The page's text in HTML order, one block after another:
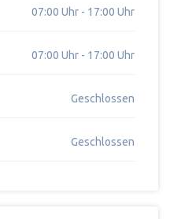
07:00 Uhr - 17:00 Uhr
07:00 Uhr - 17:00 Uhr
Geschlossen
Geschlossen